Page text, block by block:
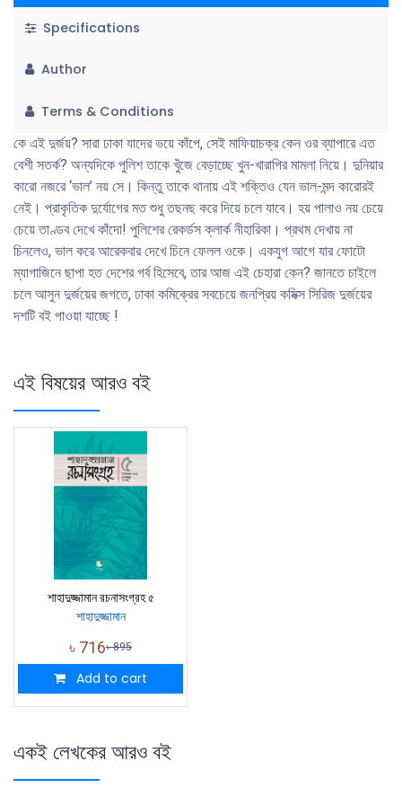
Specifications
Author
Terms & Conditions
কে এই দুর্জয়? সারা ঢাকা যাদের ভয়ে কাঁপে, সেই মাফিয়াচক্র কেন ওর ব্যাপারে এত
বেশী সতর্ক? অন্যদিকে পুলিশ তাকে খুঁজে বেড়াচ্ছে খুন-খারাপির মামলা নিয়ে। দুনিয়ার
কারাে নজরে ‘ভাল’ নয় সে। কিন্তু তাকে থানায় এই শক্তিও যেন ভাল-মন্দ কারােরই
নেই। প্রাকৃতিক দুর্যোগের মত শুধু তছনছ করে দিয়ে চলে যাবে। হয় পালাও নয় চেয়ে
চেয়ে তাণ্ডব দেখে কাঁদো! পুলিশের রেকর্ডস ক্লার্ক নীহারিকা। প্রথম দেখায় না
চিনলেও, ভাল করে আরেকবার দেখে চিনে ফেলল ওকে। একযুগ আগে যার ফোটো
ম্যাগাজিনে ছাপা হত দেশের গর্ব হিসেবে, তার আজ এই চেহারা কেন? জানতে চাইলে
চলে আসুন দুর্জয়ের জগতে, ঢাকা কমিক্রের সবচেয়ে জনপ্রিয় কমিক্স সিরিজ দুর্জয়ের
দশটি বই পাওয়া যাচ্ছে !
এই বিষয়ের আরও বই
শাহাদুজ্জামান রচনাসংগ্রহ ৫
শাহাদুজ্জামান
৳ 716৳895
Add to cart
একই লেখকের আরও বই